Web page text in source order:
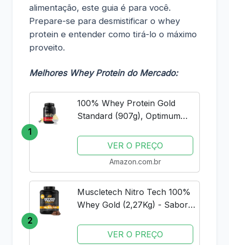
alimentação, este guia é para você.
Prepare-se para desmistificar o whey
protein e entender como tirá-lo o máximo
proveito.
Melhores Whey Protein do Mercado:
1
100% Whey Protein Gold
Standard (907g), Optimum
VER O PREÇO
Amazon.com.br
2
Muscletech Nitro Tech 100%
Whey Gold (2,27Kg) - Sabor
Muscle TechVER O PREÇO